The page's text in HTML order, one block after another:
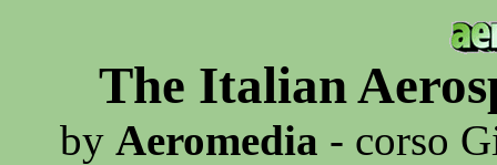
The Italian
by Aeromedia - corso